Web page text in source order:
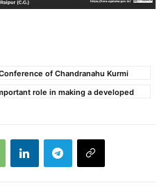
of Chandranahu Kurmi
role in making a developed